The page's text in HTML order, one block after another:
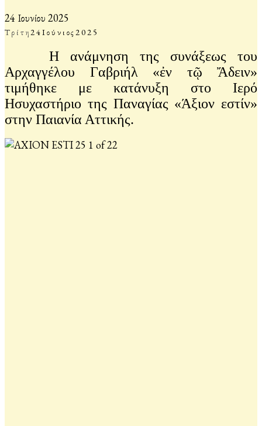
24 Ιουνίου 2025
Τρίτη24Ιούνιος2025
Η ανάμνηση της συνάξεως του
Αρχαγγέλου Γαβριήλ «ἐν τῷ Ἄδειν»
τιμήθηκε με κατάνυξη στο Ιερό
Ησυχαστήριο της Παναγίας «Άξιον εστίν»
στην Παιανία Αττικής.